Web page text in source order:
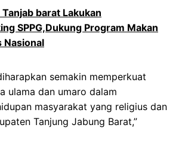
barat Lakukan
SPPG,Dukung Program Makan
Nasional
semakin memperkuat
ulama dan umaro dalam
masyarakat yang religius dan
Tanjung Jabung Barat,”